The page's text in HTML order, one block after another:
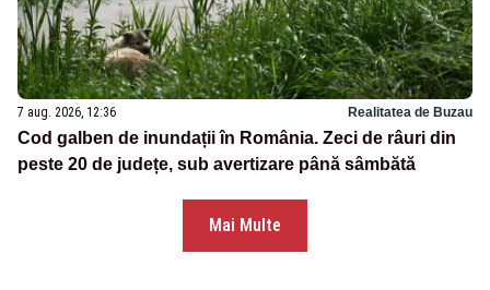
7 aug. 2026, 12:36 Realitatea de Buzau
Cod galben de inundații în România. Zeci de râuri din
peste 20 de județe, sub avertizare până sâmbătă
Mai Multe